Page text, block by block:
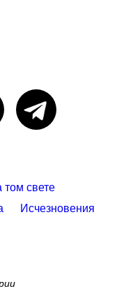
том свете
Исчезновения